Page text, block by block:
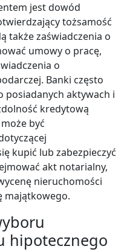
jest dowód
tożsamość
także zaświadczenia o
umowy o pracę,
o
Banki często
aktywach i
kredytową
być
kupić lub zabezpieczyć
akt notarialny,
nieruchomości
majątkowego.
hipotecznego